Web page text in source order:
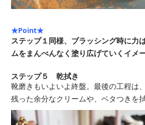
★Point★
ステップ１同様、ブラッシング時に力
ムをまんべんなく塗り広げていくイメー
ステップ５ 乾拭き
靴磨きもいよいよ終盤。最後の工程は
残った余分なクリームや、ベタつきを